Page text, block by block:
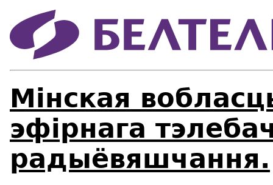
Мінская
эфірнага
радыёвяшчання.